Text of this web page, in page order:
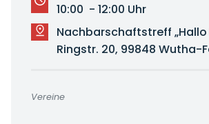
10:00 - 12:00 Uhr
Nachbarschaftstreff
Ringstr. 20, 99848 Wutha-
Vereine